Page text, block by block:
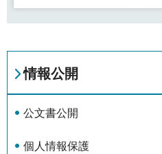
情報公開
公文書公開
個人情報保護